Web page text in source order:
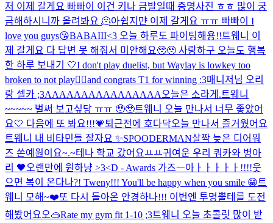
저 이제 갈게요 빠빠이 이건 키나 금발일때 증명사진 ㅎㅎ 많이 궁
금해하시니까 올려봐요 🫠아쉽지먄 이제 갈게요 ㅠㅠ 빠빠이 I
love you guys😘BABAIII<3 오늘 하루도 파이팅해용!!트웨니 이
제 갈게요 다 답변 못 해줘서 미안해요🥹🥹 사랑하구 오늘도 행복
한 하루 보내기 🤍I don't play duelist, but Waylay is lowkey too
broken to not play🧍‍♀️and congrats T1 for winning :3매니저님 오리
랑 셀카 ;3AAAAAAAAAAAAAAAA 오늘은 소라게.트웨니
~~~~~ 벌써 보고싶당 ㅠㅠ 🥹🥹트웨니 오늘 만나서 너무 좋았어
요🤍 다음에 또 봐요!!!💗퇴근전에 호다닥오늘 만나서 즐거웠어요
트웨니 내 비타민들 잘자요 ✨️SPOODERMAN살짝 늦은 디어워
즈 쏜예원이요~.~테나 학교 갔어요ㅛㅛ귀여운 우리 쿼카와 병아
리 🖤 오랜만에 원하냥 >3<D - Awards 가즈ㅡ아ㅏㅏㅏㅏㅏ!!!!웃
으면 복이 온다나?! Tweny!!! You'll be happy when you smile 😁트
웨니 모해~❤️또 다시 돌아온 안경하나!!! 이번엔 투명뿔테를 도전
해봤어요오🥽Rate my gym fit 1-10 ;3트웨니 오늘 초콜릿 많이 받